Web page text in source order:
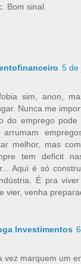
Bom sinal.
5 de
sim, anon,
Nunca me
do emprego pode
arrumam
melhor, mas
tem deficit
Aqui é só
É pra
vier, venha
Investimentos
vez marquem um